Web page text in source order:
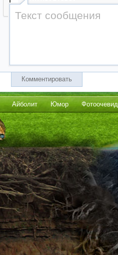
Комментировать
Айболит Юмор